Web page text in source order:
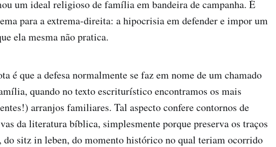
um ideal religioso de família em bandeira de campanha. É
para a extrema-direita: a hipocrisia em defender e impor um
ela mesma não pratica.
é que a defesa normalmente se faz em nome de um chamado
quando no texto escriturístico encontramos os mais
arranjos familiares. Tal aspecto confere contornos de
da literatura bíblica, simplesmente porque preserva os traços
do sitz in leben, do momento histórico no qual teriam ocorrido